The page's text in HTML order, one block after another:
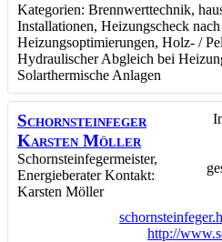
Kategorien: Brennwerttechnik,
Installationen, Heizungscheck
Heizungsoptimierungen, Holz- /
Hydraulischer Abgleich bei
Solarthermische Anlagen
Schornsteinfeger
Karsten Möller
Schornsteinfegermeister,
Energieberater Kontakt:
Karsten Möller
http://